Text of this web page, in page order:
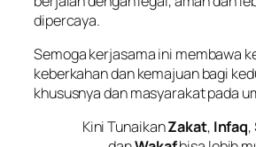
dipercaya.
Semoga kerjasama ini membawa
keberkahan dan kemajuan bagi
khususnya dan masyarakat pada
Kini TunaikanZakat, Infaq,